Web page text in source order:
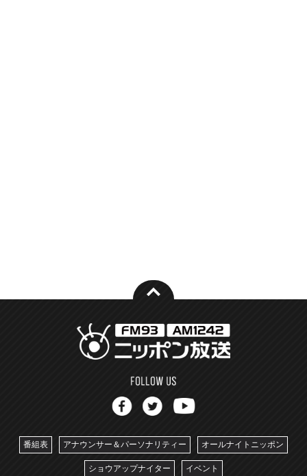
番組表 アナウンサー＆パーソナリティー オールナイトニッポン
ショウアップナイター イベント